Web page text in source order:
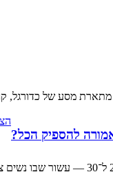
מסע של כדורגל,
להספיק הכל?
ביקורת על הספר ״תתמקדי במשהו אחד״ של